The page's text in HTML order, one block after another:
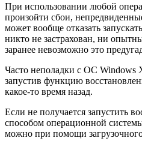
При использовании любой
произойти сбои,
может вообще отказать
никто не застрахован, ни
заранее невозможно это
Часто неполадки с ОС Windows
запустив функцию
какое-то время назад.
Если не получается запустить
способом операционной
можно при помощи